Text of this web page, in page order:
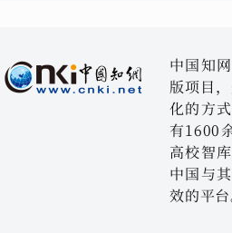
中国知
版项目
化的方
有1600
高校智
中国与
效的平台